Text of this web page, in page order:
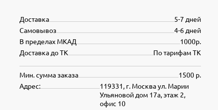
5-7 дней
Доставка
4-6 дней
Самовывоз
1000р.
В пределах МКАД
По тарифам ТК
Доставка до ТК
1500 р.
Мин. сумма заказа
119331, г. Москва ул. Марии
Ульяновой дом 17а, этаж 2,
офис 10
Адрес: